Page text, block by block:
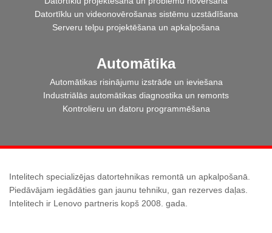
Datortīklu un videonovērošanas sistēmu uzstādīšana
Serveru telpu projektēšana un apkalpošana
Automātika
Automātikas risinājumu izstrāde un ieviešana
Industriālās automātikas diagnostika un remonts
Kontrolieru un datoru programmēšana
Intelitech specializējas datortehnikas remontā un apkalpošanā.
Piedāvājam iegādāties gan jaunu tehniku, gan rezerves daļas.
Intelitech ir Lenovo partneris kopš 2008. gada.